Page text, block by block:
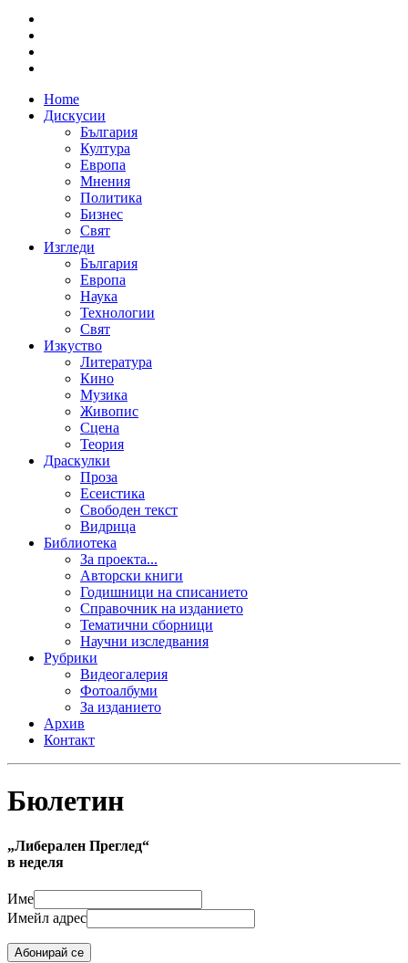
Home
Дискусии
България
Култура
Европа
Мнения
Политика
Бизнес
Свят
Изгледи
България
Европа
Наука
Технологии
Свят
Изкуство
Литература
Кино
Музика
Живопис
Сцена
Теория
Драскулки
Проза
Есеистика
Свободен текст
Видрица
Библиотека
За проекта...
Авторски книги
Годишници на списанието
Справочник на изданието
Тематични сборници
Научни изследвания
Рубрики
Видеогалерия
Фотоалбуми
За изданието
Архив
Контакт
Бюлетин
„Либерален Преглед“
в неделя
Име
Имейл адрес
Абонирай се